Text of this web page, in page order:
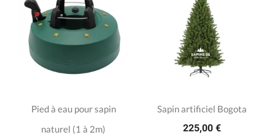
Pied à eau pour sapin
naturel (1 à 2m)
Sapin artificiel Bogota
225,00 €